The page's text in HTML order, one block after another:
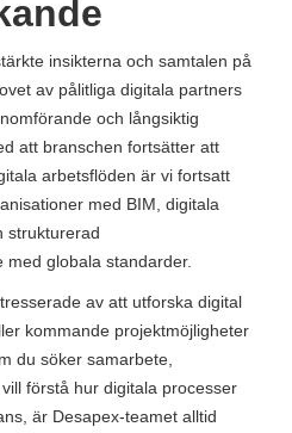
insikterna och samtalen på
av pålitliga digitala partners
och långsiktig
att branschen fortsätter att
arbetsflöden är vi fortsatt
med BIM, digitala
strukturerad
globala standarder.
av att utforska digital
kommande projektmöjligheter
du söker samarbete,
förstå hur digitala processer
är Desapex-teamet alltid